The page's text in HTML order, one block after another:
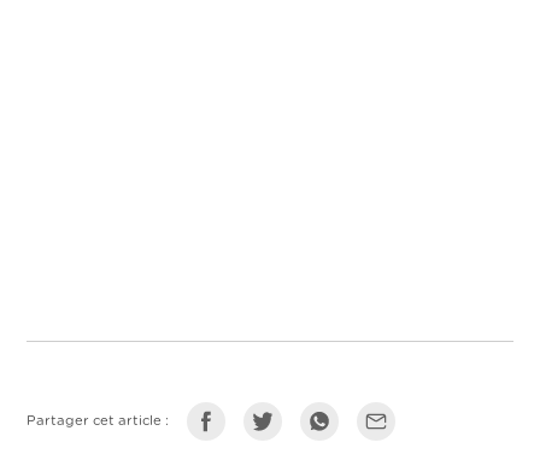
Partager cet article :